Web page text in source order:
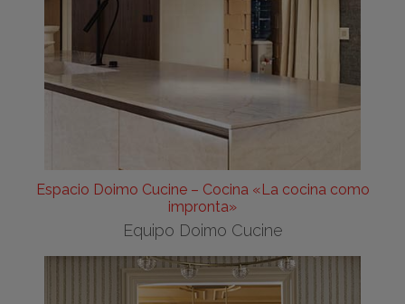
Espacio Doimo Cucine – Cocina «La cocina como
impronta»
Equipo Doimo Cucine